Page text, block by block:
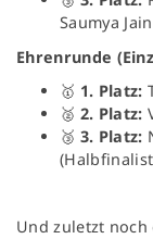
Saumya
Ehrenrunde
🥇 1. Platz:
🥈 2. Platz:
🥉 3. Platz:
Und zuletzt